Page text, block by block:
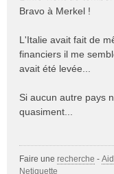
n
u
Bravo à Merkel !
L'Italie avait fait de
financiers il me
avait été levée...
Si aucun autre pays
quasiment...
Faire une recherche -
Netiquette